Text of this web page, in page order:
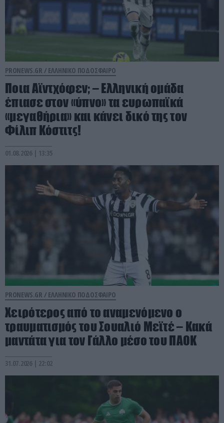
PRONEWS.GR / ΕΛΛΗΝΙΚΟ ΠΟΔΟΣΦΑΙΡΟ
Ποια Αϊντχόφεν; – Ελληνική ομάδα
έπιασε στον «ύπνο» τα ευρωπαϊκά
«μεγαθήρια» και κάνει δικό της τον
Φίλιπ Κόστιτς!
01.08.2026 | 13:35
PRONEWS.GR / ΕΛΛΗΝΙΚΟ ΠΟΔΟΣΦΑΙΡΟ
Χειρότερος από το αναμενόμενο ο
τραυματισμός του Σουαλιό Μεϊτέ – Kακά
μαντάτα για τον Γάλλο μέσο του ΠΑΟΚ
31.07.2026 | 22:02